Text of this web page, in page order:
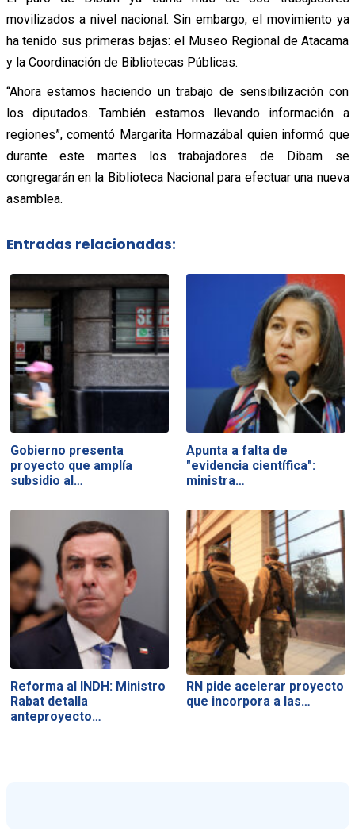
movilizados a nivel nacional. Sin embargo, el movimiento ya
ha tenido sus primeras bajas: el Museo Regional de Atacama
y la Coordinación de Bibliotecas Públicas.
“Ahora estamos haciendo un trabajo de sensibilización con
los diputados. También estamos llevando información a
regiones”, comentó Margarita Hormazábal quien informó que
durante este martes los trabajadores de Dibam se
congregarán en la Biblioteca Nacional para efectuar una nueva
asamblea.
Entradas relacionadas:
Gobierno presenta
proyecto que amplía
subsidio al…
Apunta a falta de
"evidencia científica":
ministra…
Reforma al INDH: Ministro
Rabat detalla
anteproyecto…
RN pide acelerar proyecto
que incorpora a las…